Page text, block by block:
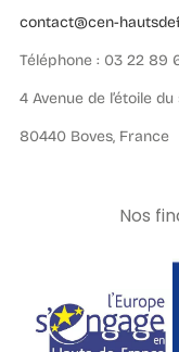
contact@cen-
Téléphone : 03 22 89
4 Avenue de l’étoile du
80440 Boves, France
Nos